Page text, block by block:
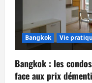
Bangkok Vie
Bangkok : les
face aux prix